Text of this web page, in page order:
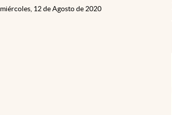
miércoles, 12 de Agosto de 2020